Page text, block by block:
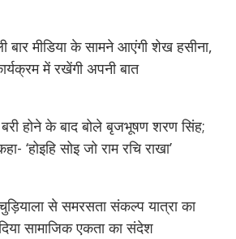
बार मीडिया के सामने आएंगी शेख हसीना,
में रखेंगी अपनी बात
होने के बाद बोले बृजभूषण शरण सिंह;
‘होइहि सोइ जो राम रचि राखा’
से समरसता संकल्प यात्रा का
सामाजिक एकता का संदेश